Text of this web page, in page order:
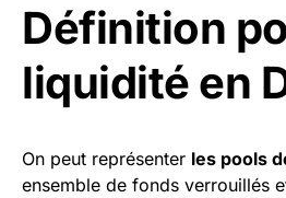
Définition
liquidité en
On peut représenter les pools
ensemble de fonds verrouillés